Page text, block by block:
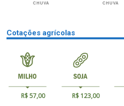
CHUVA CHUVA
Cotações agrícolas
R$ 57,00 R$ 123,00